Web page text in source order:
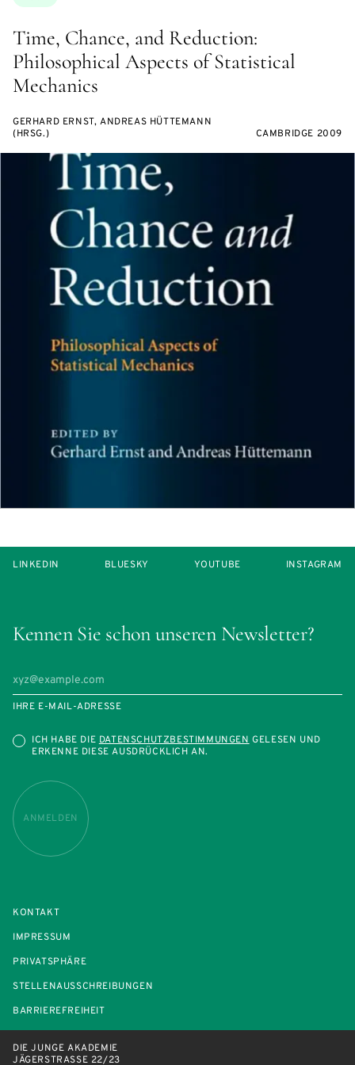
Time, Chance, and Reduction:
Philosophical Aspects of Statistical
Mechanics
GERHARD ERNST, ANDREAS HÜTTEMANN
(HRSG.)
CAMBRIDGE 2009
Kennen Sie schon unseren Newsletter?
IHRE E-MAIL-ADRESSE
ICH HABE DIEDATENSCHUTZBESTIMMUNGENGELESEN UND
ERKENNE DIESE AUSDRÜCKLICH AN.
ANMELDEN
LINKEDIN BLUESKY YOUTUBE INSTAGRAM
KONTAKT
IMPRESSUM
PRIVATSPHÄRE
STELLENAUSSCHREIBUNGEN
BARRIEREFREIHEIT
DIE JUNGE AKADEMIE
JÄGERSTRASSE 22/23